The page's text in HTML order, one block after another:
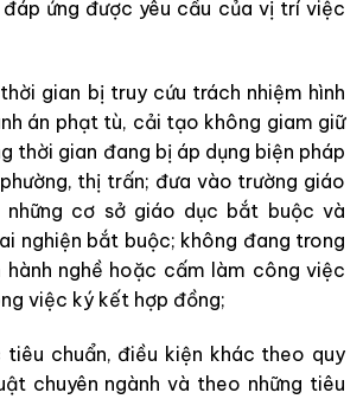
ứng được yêu cầu của vị trí việc
gian bị truy cứu trách nhiệm hình
án phạt tù, cải tạo không giam giữ
thời gian đang bị áp dụng biện pháp
thị trấn; đưa vào trường giáo
cơ sở giáo dục bắt buộc và
nghiện bắt buộc; không đang trong
nghề hoặc cấm làm công việc
việc ký kết hợp đồng;
chuẩn, điều kiện khác theo quy
chuyên ngành và theo những tiêu